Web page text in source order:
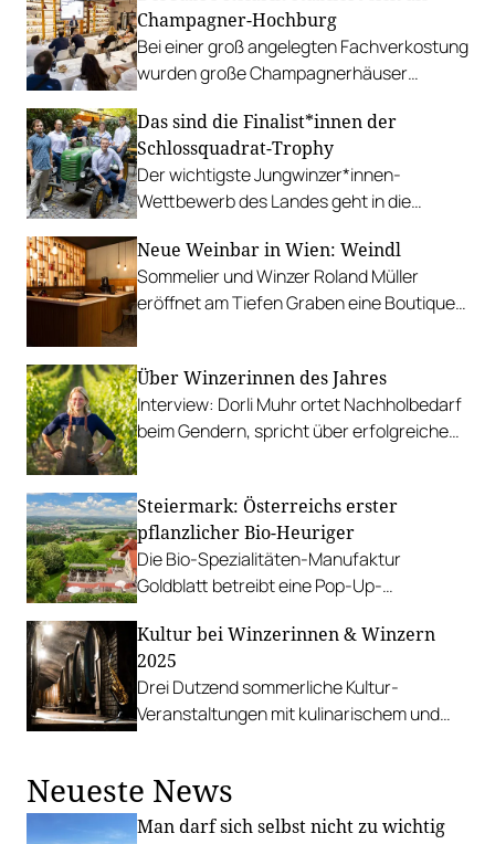
Champagner-Hochburg
Bei einer groß angelegten Fachverkostung
wurden große Champagnerhäuser
Das sind die Finalist*innen der
Schlossquadrat-Trophy
Der wichtigste Jungwinzer*innen-
Wettbewerb des Landes geht in die
Kandidat*innen vor.
Neue Weinbar in Wien: Weindl
Sommelier und Winzer Roland Müller
eröffnet am Tiefen Graben eine Boutique-
Über Winzerinnen des Jahres
Interview: Dorli Muhr ortet Nachholbedarf
beim Gendern, spricht über erfolgreiche
Steiermark: Österreichs erster
pflanzlicher Bio-Heuriger
Die Bio-Spezialitäten-Manufaktur
Goldblatt betreibt eine Pop-Up-
Waltersdorf.
Kultur bei Winzerinnen & Winzern
2025
Drei Dutzend sommerliche Kultur-
Veranstaltungen mit kulinarischem und
Neueste News
Man darf sich selbst nicht zu wichtig